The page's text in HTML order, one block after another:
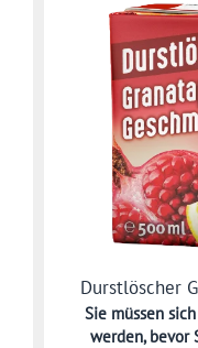
Durstlöscher
Sie müssen sich
werden,bevor